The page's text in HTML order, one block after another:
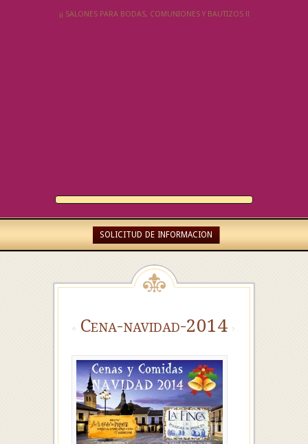
¡¡ SALONES PARA BODAS, COMUNIONES Y BAUTIZOS !!
SOLICITUD DE INFORMACION
Cena-navidad-2014